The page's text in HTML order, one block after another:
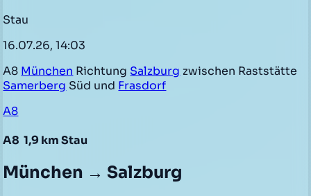
Stau
16.07.26, 14:03
A8 München Richtung Salzburg zwischen Raststätte
Samerberg Süd und Frasdorf
A8
A8 1,9 km Stau
München → Salzburg